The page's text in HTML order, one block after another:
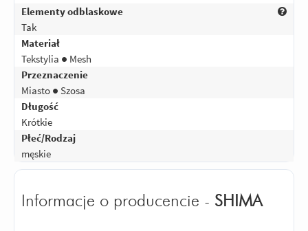
Elementy odblaskowe
Tak
Materiał
Tekstylia ● Mesh
Przeznaczenie
Miasto ● Szosa
Długość
Krótkie
Płeć/Rodzaj
męskie
Informacje o producencie - SHIMA